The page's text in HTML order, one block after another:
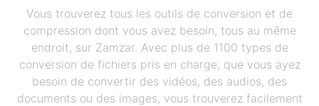
Vous trouverez tous les outils de conversion et de
compression dont vous avez besoin, tous au même
endroit, sur Zamzar. Avec plus de 1100 types de
conversion de fichiers pris en charge, que vous ayez
besoin de convertir des vidéos, des audios, des
documents ou des images, vous trouverez facilement